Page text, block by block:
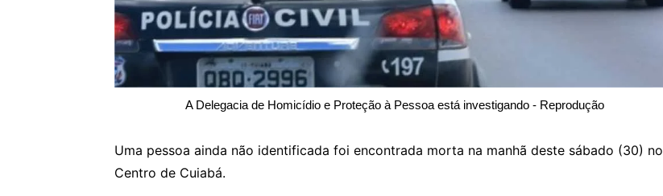
A Delegacia de Homicídio e Proteção à Pessoa está investigando - Reprodução
Uma pessoa ainda não identificada foi encontrada morta na manhã deste sábado (30) no
Centro de Cuiabá.